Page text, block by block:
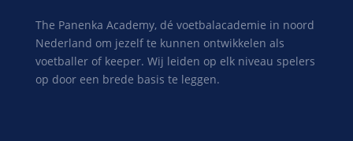
The Panenka Academy, dé voetbalacademie in noord
Nederland om jezelf te kunnen ontwikkelen als
voetballer of keeper. Wij leiden op elk niveau spelers
op door een brede basis te leggen.